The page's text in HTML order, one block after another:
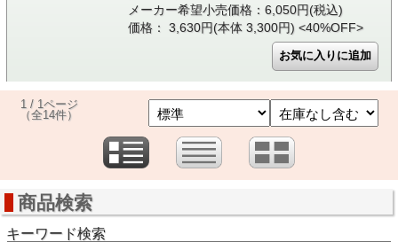
メーカー希望小売価格：6,050円(税込)
価格： 3,630円(本体 3,300円) <40%OFF>
1 / 1ページ
（全14件）
商品検索
キーワード検索